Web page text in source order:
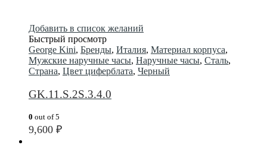
Добавить в список желаний
Быстрый просмотр
George Kini, Бренды, Италия, Материал корпуса,
Мужские наручные часы, Наручные часы, Сталь,
Страна, Цвет циферблата, Черный
GK.11.S.2S.3.4.0
0 out of 5
9,600 ₽